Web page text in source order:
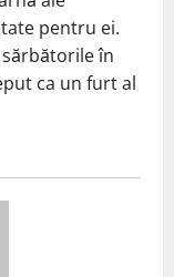
pentru ei.
în
ca un furt al